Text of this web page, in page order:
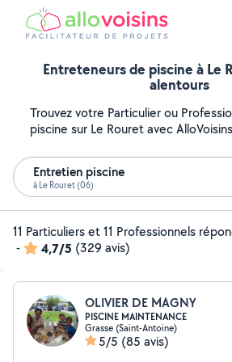
Entreteneurs de piscine à Le
alentours
Trouvez votre Particulier ou
piscine sur Le Rouret avec
Entretien piscine
à Le Rouret (06)
11 Particuliers et 11 Professionnels
-
4,7/5 (329 avis)
OLIVIER DE MAGNY
PISCINE MAINTENANCE
Grasse (Saint-Antoine)
5/5 (85 avis)